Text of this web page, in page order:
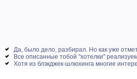
Да, было дело, разбирал. Но как уже
Все описанные тобой "хотелки"
Хотя из блэкджек-шлюхинга многие